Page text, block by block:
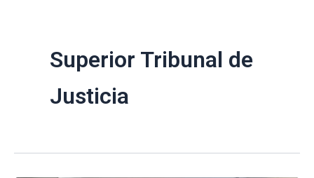
Superior Tribunal de
Justicia